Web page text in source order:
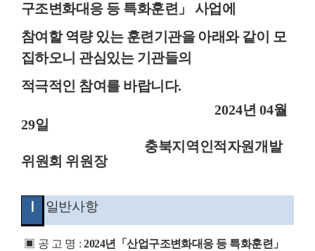
구조변화대응 등 특화훈련 」 사업에
참여할 역량 있는 훈련기관을 아래와 같이 모
집하오니 관심있는 기관들의
적극적인 참여를 바랍니다.
2024년04월
29일
충북지역인적자원개발
위원회 위원장
일반사항
▣ 공 고 명 : 2024년 「산업구조변화대응 등 특화훈련 」